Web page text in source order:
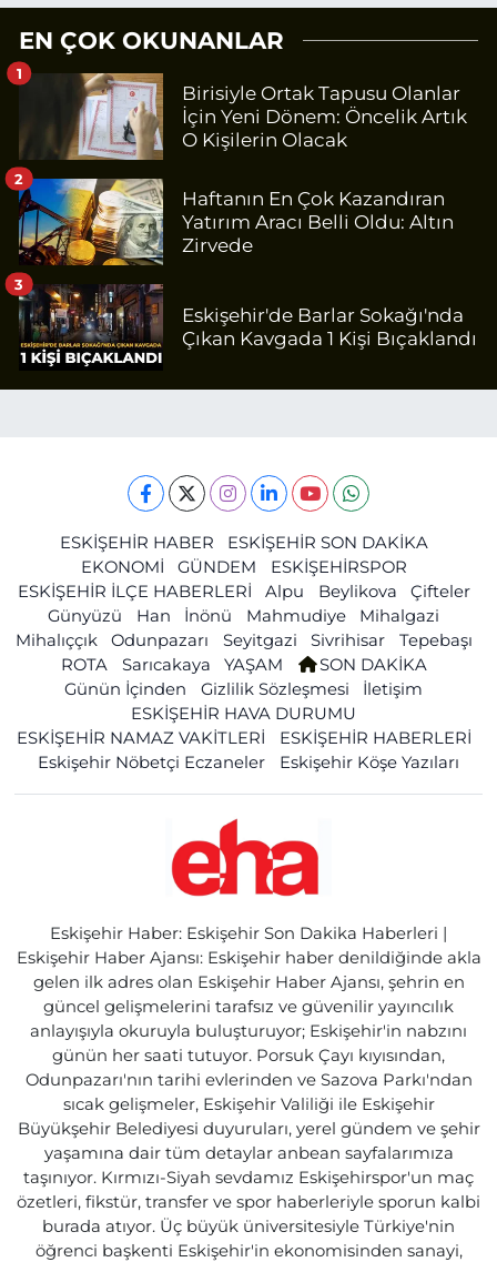
EN ÇOK OKUNANLAR
Birisiyle Ortak Tapusu Olanlar
İçin Yeni Dönem: Öncelik Artık
O Kişilerin Olacak
1
Haftanın En Çok Kazandıran
Yatırım Aracı Belli Oldu: Altın
Zirvede
2
Eskişehir'de Barlar Sokağı'nda
Çıkan Kavgada 1 Kişi Bıçaklandı
3
ESKİŞEHİR HABER
ESKİŞEHİR SON DAKİKA
EKONOMİ
GÜNDEM
ESKİŞEHİRSPOR
ESKİŞEHİR İLÇE HABERLERİ
Alpu Beylikova
Çifteler
Günyüzü
Han İnönü Mahmudiye
Mihalgazi
Mihalıççık
Odunpazarı Seyitgazi Sivrihisar
Tepebaşı
ROTA
Sarıcakaya YAŞAM
SON DAKİKA
Günün İçinden
Gizlilik Sözleşmesi
İletişim
ESKİŞEHİR HAVA DURUMU
ESKİŞEHİR NAMAZ VAKİTLERİ
ESKİŞEHİR HABERLERİ
Eskişehir Nöbetçi Eczaneler
Eskişehir Köşe Yazıları
Eskişehir Haber: Eskişehir Son Dakika Haberleri |
Eskişehir Haber Ajansı: Eskişehir haber denildiğinde akla
gelen ilk adres olan Eskişehir Haber Ajansı, şehrin en
güncel gelişmelerini tarafsız ve güvenilir yayıncılık
anlayışıyla okuruyla buluşturuyor; Eskişehir'in nabzını
günün her saati tutuyor. Porsuk Çayı kıyısından,
Odunpazarı'nın tarihi evlerinden ve Sazova Parkı'ndan
sıcak gelişmeler, Eskişehir Valiliği ile Eskişehir
Büyükşehir Belediyesi duyuruları, yerel gündem ve şehir
yaşamına dair tüm detaylar anbean sayfalarımıza
taşınıyor. Kırmızı-Siyah sevdamız Eskişehirspor'un maç
özetleri, fikstür, transfer ve spor haberleriyle sporun kalbi
burada atıyor. Üç büyük üniversitesiyle Türkiye'nin
öğrenci başkenti Eskişehir'in ekonomisinden sanayi,